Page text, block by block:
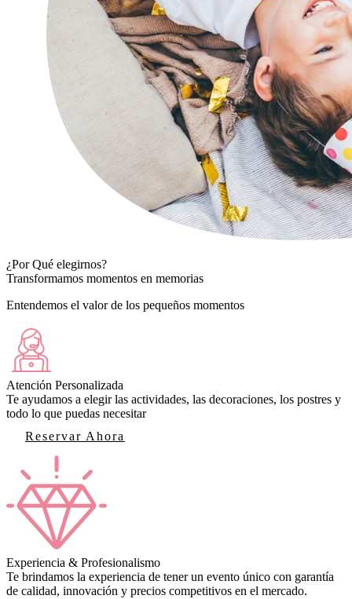
¿Por Qué elegirnos?
Transformamos momentos en memorias
Entendemos el valor de los pequeños momentos
Atención Personalizada
Te ayudamos a elegir las actividades, las decoraciones, los postres y
todo lo que puedas necesitar
Reservar Ahora
Experiencia & Profesionalismo
Te brindamos la experiencia de tener un evento único con garantía
de calidad, innovación y precios competitivos en el mercado.